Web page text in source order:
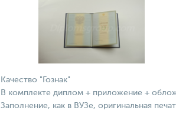
Качество "Гознак"
В комплекте диплом + приложение +
Заполнение, как в ВУЗе, оригинальная